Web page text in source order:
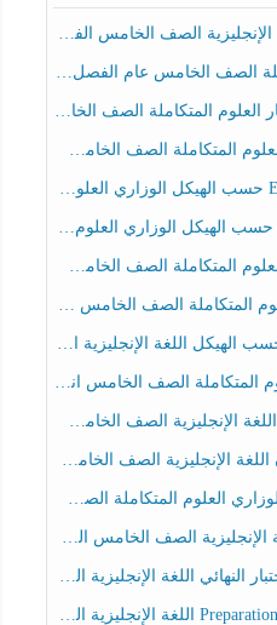
عام الفصل الدراسي الثالث 2025-2026
الصف الخامس عام الفصل الثالث
الصف الخامس انسبير الفصل الثالث
الصف الخامس عام الفصل الثالث
الصف الخامس انسبير الفصل الثالث
الصف الخامس انسبير الفصل الثالث
الصف الخامس الفصل الثالث
الصف الخامس عام الفصل الثالث
الإنجليزية الصف الرابع الفصل الثالث